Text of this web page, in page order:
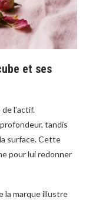
et ses
l’actif.
tandis
surface. Cette
pour lui redonner
la marque illustre